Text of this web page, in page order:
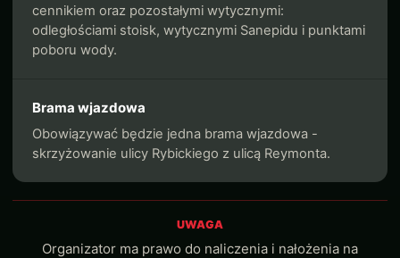
cennikiem oraz pozostałymi wytycznymi:
odległościami stoisk, wytycznymi Sanepidu i punktami
poboru wody.
Brama wjazdowa
Obowiązywać będzie jedna brama wjazdowa -
skrzyżowanie ulicy Rybickiego z ulicą Reymonta.
UWAGA
Organizator ma prawo do naliczenia i nałożenia na